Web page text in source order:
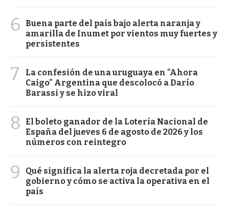
6
Buena parte del país bajo alerta naranja y
amarilla de Inumet por vientos muy fuertes y
persistentes
7
La confesión de una uruguaya en "Ahora
Caigo" Argentina que descolocó a Darío
Barassi y se hizo viral
8
El boleto ganador de la Lotería Nacional de
España del jueves 6 de agosto de 2026 y los
números con reintegro
9
Qué significa la alerta roja decretada por el
gobierno y cómo se activa la operativa en el
país